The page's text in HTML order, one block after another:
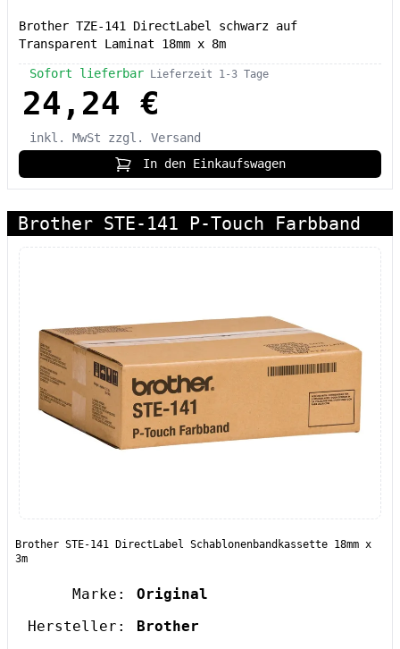
Brother TZE-141 DirectLabel schwarz auf
Transparent Laminat 18mm x 8m
Sofort lieferbar Lieferzeit 1-3 Tage
24,24 €
inkl. MwSt
zzgl. Versand
In den Einkaufswagen
Brother STE-141 P-Touch Farbband
Brother STE-141 DirectLabel Schablonenbandkassette 18mm x
3m
Marke:
Original
Hersteller:
Brother